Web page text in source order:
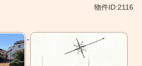
物件ID:2116